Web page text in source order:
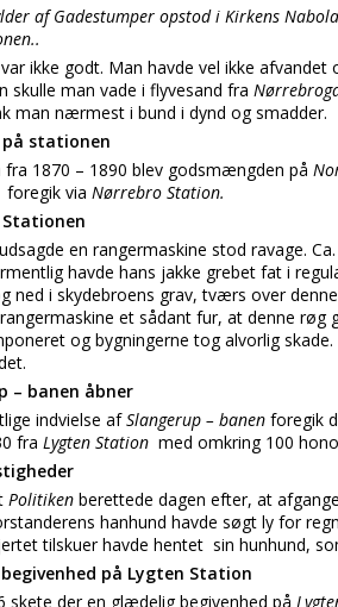
af Gadestumper opstod i Kirkens
ikke godt. Man havde vel ikke
skulle man vade i flyvesand fra
man nærmest i bund i dynd og smadder.
stationen
fra 1870 – 1890 blev godsmængden på
foregik via Nørrebro Station.
en rangermaskine stod ravage.
havde hans jakke grebet fat i
ned i skydebroens grav, tværs over
et sådant fur, at denne
og bygningerne tog alvorlig
– banen åbner
indvielse afSlangerup – banen foregik
fra Lygten Station med omkring 100
Politiken berettede dagen efter, at
hanhund havde søgt ly for
tilskuer havde hentet sin hunhund,
på Lygten Station
skete der en glædelig begivenhed på